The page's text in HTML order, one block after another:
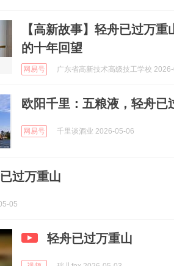
【高新故事】轻舟已过万
的十年回望
网易号 广东省高新技术高级技工学校
欧阳千里：五粮液，轻舟已
网易号 千里谈酒业 2026-05-06
过万重山
05
轻舟已过万重山